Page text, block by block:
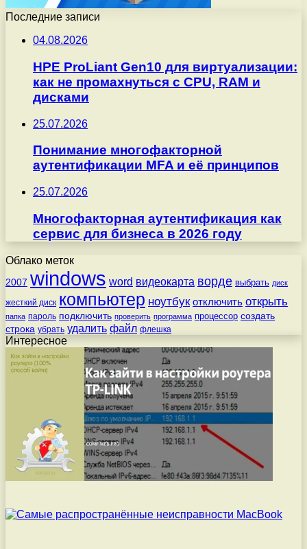
Последние записи
04.08.2026
HPE ProLiant Gen10 для виртуализации:
как не промахнуться с CPU, RAM и
дисками
25.07.2026
Понимание многофакторной
аутентификации MFA и её принципов
25.07.2026
Многофакторная аутентификация как
сервис для бизнеса в 2026 году
Облако меток
2007 windows word видеокарта ворде выбрать диск
жесткий диск компьютер ноутбук отключить открыть
папка пароль подключить проверить программа процессор создать
строка убрать удалить файл флешка
Интересное